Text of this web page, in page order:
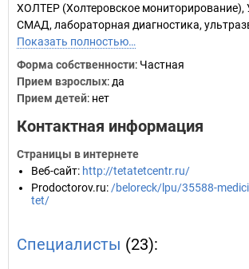
ХОЛТЕР (Холтеровское мониторирование),
СМАД, лабораторная диагностика,
Показать полностью…
Форма собственности: Частная
Прием взрослых: да
Прием детей: нет
Контактная информация
Страницы в интернете
Веб-сайт: http://tetatetcentr.ru/
Prodoctorov.ru: /beloreck/lpu/35588-
tet/
Специалисты (23):